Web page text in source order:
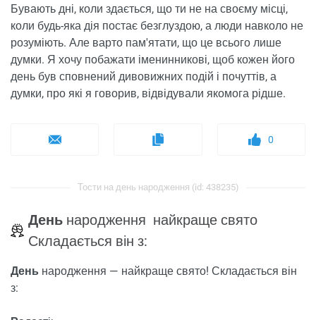
Бувають дні, коли здається, що ти не на своєму місці,
коли будь-яка дія постає безглуздою, а люди навколо не
розуміють. Але варто пам'ятати, що це всього лише
думки. Я хочу побажати іменинникові, щоб кожен його
день був сповнений дивовижних подій і почуттів, а
думки, про які я говорив, відвідували якомога рідше.
0
Тости на день народження (id: 438235)
Деньнародження найкраще свято
Складається він з:
День народження — найкраще свято! Складається він
з: